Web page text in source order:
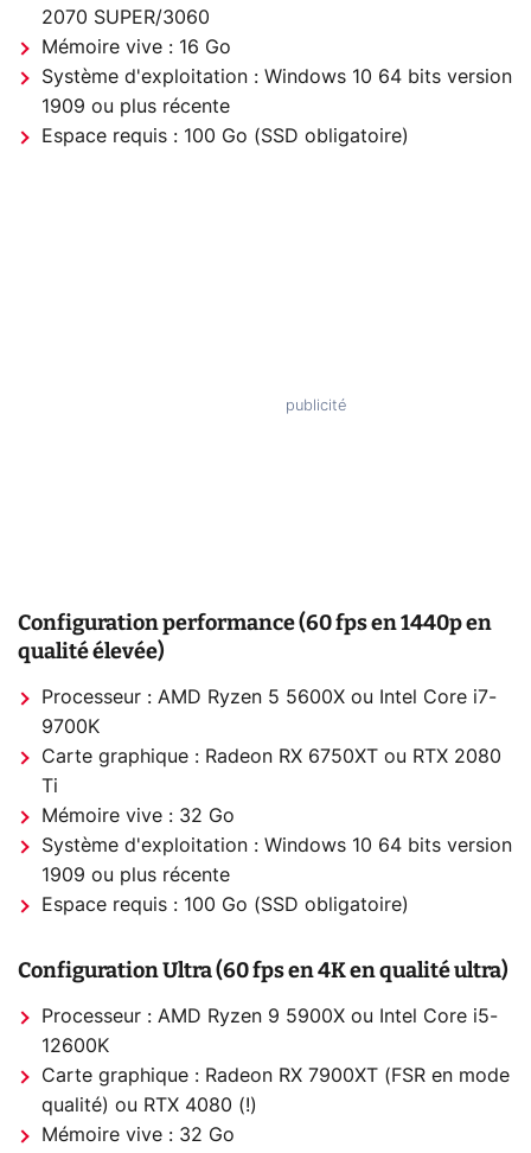
2070 SUPER/3060
Mémoire vive : 16 Go
Système d'exploitation : Windows 10 64 bits version
1909 ou plus récente
Espace requis : 100 Go (SSD obligatoire)
Configuration performance (60 fps en 1440p en
qualité élevée)
Processeur : AMD Ryzen 5 5600X ou Intel Core i7-
9700K
Carte graphique : Radeon RX 6750XT ou RTX 2080
Ti
Mémoire vive : 32 Go
Système d'exploitation : Windows 10 64 bits version
1909 ou plus récente
Espace requis : 100 Go (SSD obligatoire)
Configuration Ultra (60 fps en 4K en qualité ultra)
Processeur : AMD Ryzen 9 5900X ou Intel Core i5-
12600K
Carte graphique : Radeon RX 7900XT (FSR en mode
qualité) ou RTX 4080 (!)
Mémoire vive : 32 Go